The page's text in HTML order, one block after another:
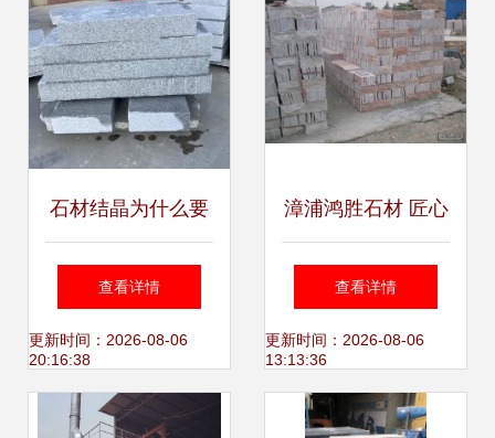
石材结晶为什么要
打蜡
查看详情
更新时间：2026-08-06
20:16:38
漳浦鸿胜石材 匠心
铸就石材加工之美
查看详情
更新时间：2026-08-06
13:13:36